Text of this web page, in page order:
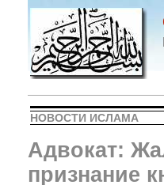
НОВОСТИ ИСЛАМА
Адвокат:
признание